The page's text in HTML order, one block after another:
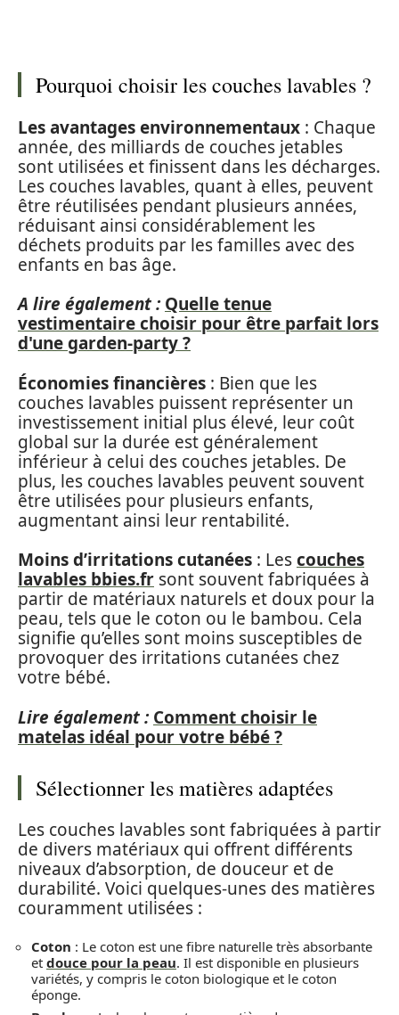
Pourquoi choisir les couches lavables ?
Les avantages environnementaux : Chaque
année, des milliards de couches jetables
sont utilisées et finissent dans les décharges.
Les couches lavables, quant à elles, peuvent
être réutilisées pendant plusieurs années,
réduisant ainsi considérablement les
déchets produits par les familles avec des
enfants en bas âge.
A lire également : Quelle tenue
vestimentaire choisir pour être parfait lors
d'une garden-party ?
Économies financières : Bien que les
couches lavables puissent représenter un
investissement initial plus élevé, leur coût
global sur la durée est généralement
inférieur à celui des couches jetables. De
plus, les couches lavables peuvent souvent
être utilisées pour plusieurs enfants,
augmentant ainsi leur rentabilité.
Moins d’irritations cutanées : Lescouches
lavables bbies.fr sont souvent fabriquées à
partir de matériaux naturels et doux pour la
peau, tels que le coton ou le bambou. Cela
signifie qu’elles sont moins susceptibles de
provoquer des irritations cutanées chez
votre bébé.
Lire également : Comment choisir le
matelas idéal pour votre bébé ?
Sélectionner les matières adaptées
Les couches lavables sont fabriquées à partir
de divers matériaux qui offrent différents
niveaux d’absorption, de douceur et de
durabilité. Voici quelques-unes des matières
couramment utilisées :
Coton : Le coton est une fibre naturelle très absorbante
et douce pour la peau. Il est disponible en plusieurs
variétés, y compris le coton biologique et le coton
éponge.